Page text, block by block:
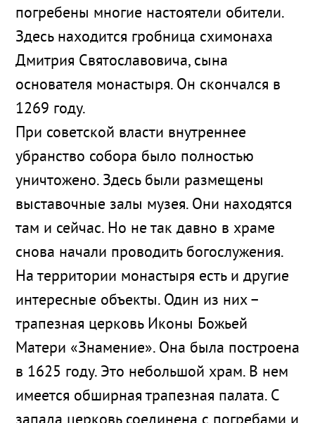
погребены многие настоятели обители.
Здесь находится гробница схимонаха
Дмитрия Святославовича, сына
основателя монастыря. Он скончался в
1269 году.
При советской власти внутреннее
убранство собора было полностью
уничтожено. Здесь были размещены
выставочные залы музея. Они находятся
там и сейчас. Но не так давно в храме
снова начали проводить богослужения.
На территории монастыря есть и другие
интересные объекты. Один из них –
трапезная церковь Иконы Божьей
Матери «Знамение». Она была построена
в 1625 году. Это небольшой храм. В нем
имеется обширная трапезная палата. С